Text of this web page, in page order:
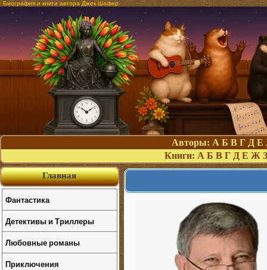
Биография и книги автора Джек Шафер
Авторы: А Б В Г Д Е
Книги: А Б В Г Д Е Ж З
Главная
Фантастика
Детективы и Триллеры
Любовные романы
Приключения